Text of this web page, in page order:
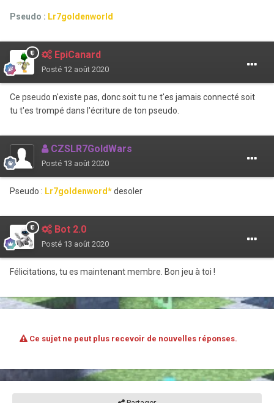
Pseudo : Lr7goldenworld
EpiCanard
Posté 12 août 2020
Ce pseudo n'existe pas, donc soit tu ne t'es jamais connecté soit
tu t'es trompé dans l'écriture de ton pseudo.
CZSLR7GoldWars
Posté 13 août 2020
Pseudo : Lr7goldenword*desoler
Bot 2.0
Posté 13 août 2020
Félicitations, tu es maintenant membre. Bon jeu à toi !
Ce sujet ne peut plus recevoir de nouvelles réponses.